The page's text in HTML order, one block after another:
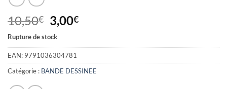
10,50€ Le
prix
initial
était :
10,50€.
3,00€Le
actuel
3,00€.
Rupture de stock
EAN: 9791036304781
Catégorie : BANDE DESSINEE